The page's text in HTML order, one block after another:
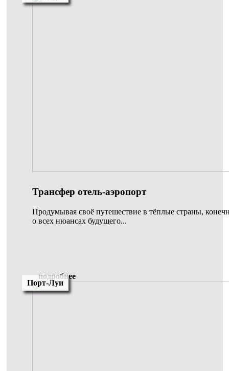
Трансфер отель-аэропорт
Продумывая своё путешествие в тёплые страны,
о всех нюансах будущего...
подробнее
Порт-Луи